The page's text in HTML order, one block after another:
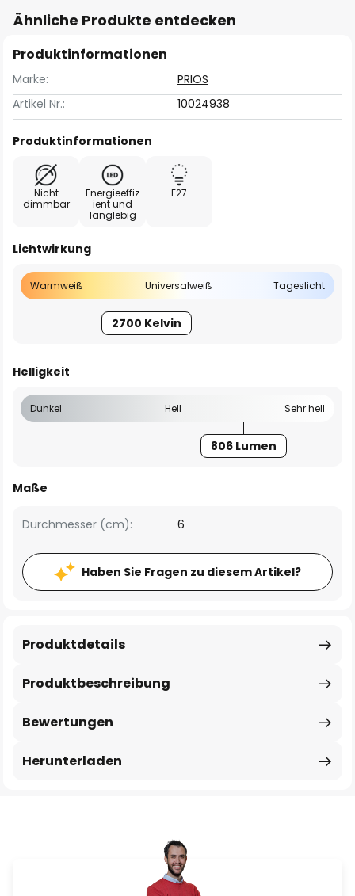
Ähnliche Produkte entdecken
Produktinformationen
Marke:
PRIOS
Artikel Nr.:
10024938
Produktinformationen
Nicht
dimmbar
Energieeffiz
ient und
langlebig
E27
Lichtwirkung
Warmweiß Universalweiß Tageslicht
2700 Kelvin
Helligkeit
Dunkel Hell Sehr hell
806 Lumen
Maße
Durchmesser (cm): 6
Haben Sie Fragen zu diesem Artikel?
Produktbeschreibung
Produktdetails
Bewertungen
Herunterladen